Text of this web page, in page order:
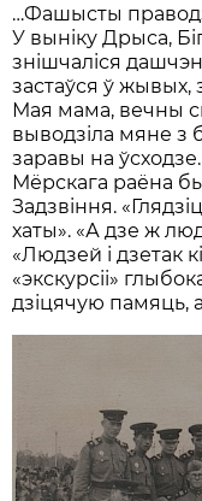
…Фашысты
У выніку Дрыса,
знішчаліся
застаўся ў жывых,
Мая мама, вечны
выводзіла мяне з
заравы на
Мёрскага раёна
Задзвіння.
хаты». «А дзе ж
«Людзей і дзетак
«экскурсіі»
дзіцячую памяць,